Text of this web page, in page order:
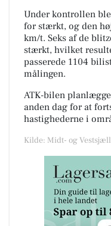
Under kontrollen
for stærkt, og den
km/t. Seks af de
stærkt, hvilket
passerede 1104
målingen.
ATK-bilen
anden dag for at
hastighederne i
Kilde: Midt- og